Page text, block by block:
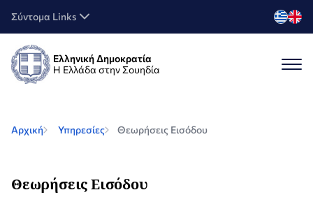
Σύντομα Links
Ελληνική Δημοκρατία
Η Ελλάδα στην Σουηδία
Αρχική Υπηρεσίες Θεωρήσεις Εισόδου
Θεωρήσεις Εισόδου